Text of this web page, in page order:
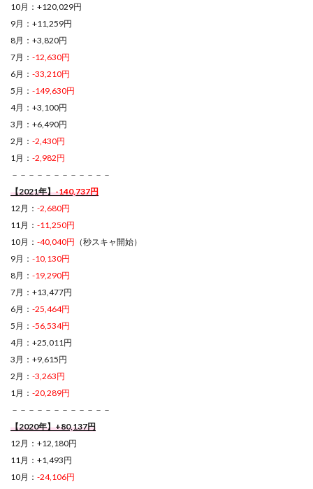
10月：+120,029円
9月：+11,259円
8月：+3,820円
7月： -12,630円
6月： -33,210円
5月： -149,630円
4月：+3,100円
3月：+6,490円
2月： -2,430円
1月： -2,982円
－－－－－－－－－－－－
【2021年】-140,737円
12月： -2,680円
11月： -11,250円
10月： -40,040円 （秒スキャ開始）
9月： -10,130円
8月： -19,290円
7月：+13,477円
6月： -25,464円
5月： -56,534円
4月：+25,011円
3月：+9,615円
2月： -3,263円
1月： -20,289円
－－－－－－－－－－－－
【2020年】+80,137円
12月：+12,180円
11月：+1,493円
10月： -24,106円